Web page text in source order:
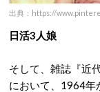
出典：https://
日活3人娘
そして、雑誌『近
において、1964